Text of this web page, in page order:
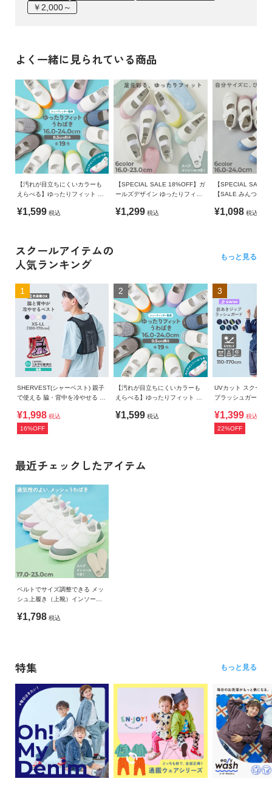
￥2,000～
よく一緒に見られている商品
【汚れが目立ちにくいカラーも
えらべる】ゆったりフィット 上
き
¥1,599 税込
【SPECIAL SALE 18%OFF】ガ
ールズデザイン ゆったりフィッ
き
¥1,299 税込
【SPECIAL SALE
【SALE みんつく】
る 上履き(上靴) イ
¥1,098 税込
スクールアイテムの
人気ランキング
もっと見る
1
SHERVEST(シャーベスト) 親子
で使える 脇・背中を冷やせる メ
¥1,998 税込
16%OFF
2
【汚れが目立ちにくいカラーも
えらべる】ゆったりフィット 上
き
¥1,599 税込
3
UVカット スクール
プラッシュガード
¥1,399 税込
22%OFF
最近チェックしたアイテム
ベルトでサイズ調整できる メッ
シュ上履き（上靴）インソール2
¥1,798 税込
特集 もっと見る